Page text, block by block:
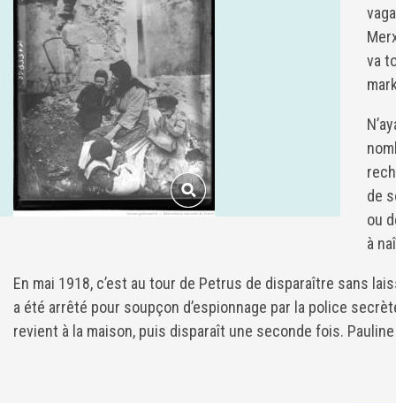
va
de
ou
à
En mai 1918, c’est au tour de Petrus de disparaître sans
a été arrêté pour soupçon d’espionnage par la police
revient à la maison, puis disparaît une seconde fois.